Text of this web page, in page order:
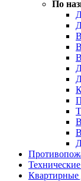
По
Квартирные